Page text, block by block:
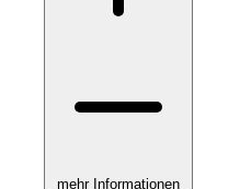
mehr Informationen